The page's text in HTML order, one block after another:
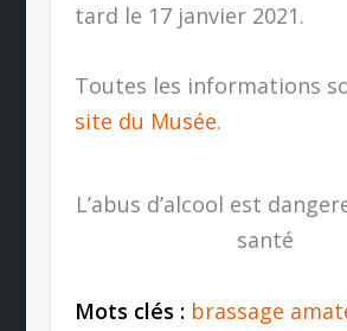
tard le 17 janvier 2021.
Toutes les informations
site du Musée.
L’abus d’alcool est
santé
Mots clés : brassage